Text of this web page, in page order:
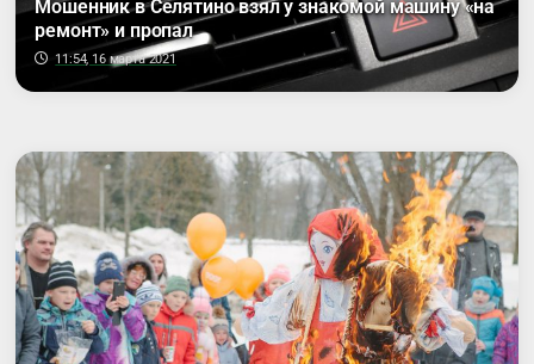
Мошенник в Селятино взял у знакомой машину «на
ремонт» и пропал
11:54, 16 марта 2021